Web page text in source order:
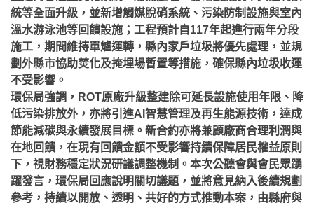
統等全面升級，並新增觸媒脫硝系統、污染防制設施與室內
溫水游泳池等回饋設施；工程預計自117年起進行兩年分段
施工，期間維持單爐運轉，縣內家戶垃圾將優先處理，並規
劃外縣市協助焚化及掩埋場暫置等措施，確保縣內垃圾收運
不受影響。
環保局強調，ROT原廠升級整建除可延長設施使用年限、降
低污染排放外，亦將引進AI智慧管理及再生能源技術，達成
節能減碳與永續發展目標。新合約亦將兼顧廠商合理利潤與
在地回饋，在現有回饋金額不受影響持續保障居民權益原則
下，視財務穩定狀況研議調整機制。本次公聽會與會民眾踴
躍發言，環保局回應說明關切議題，並將意見納入後續規劃
參考，持續以開放、透明、共好的方式推動本案，由縣府與